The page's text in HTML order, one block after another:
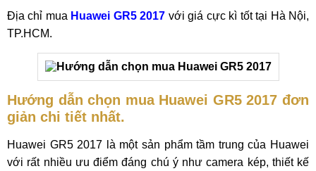
Địa chỉ mua Huawei GR5 2017 với giá cực kì tốt tại Hà Nội,
TP.HCM.
Hướng dẫn chọn mua Huawei GR5 2017 đơn
giản chi tiết nhất.
Huawei GR5 2017 là một sản phẩm tầm trung của Huawei
với rất nhiều ưu điểm đáng chú ý như camera kép, thiết kế